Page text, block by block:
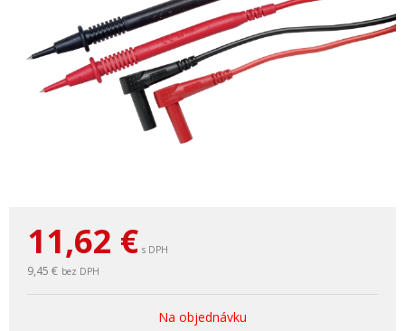
11,62 € s DPH
9,45 € bez DPH
Na objednávku